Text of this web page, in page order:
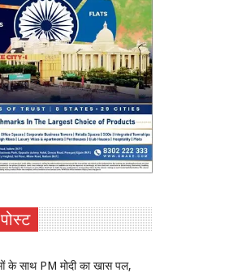
के साथ PM मोदी का खास पल,